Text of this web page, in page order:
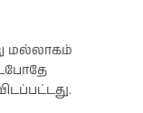
மல்லாகம்